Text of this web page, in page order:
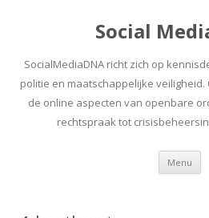
Social
SocialMediaDNA richt zich op
politie en maatschappelijke
de online aspecten van openbare
rechtspraak tot
Menu